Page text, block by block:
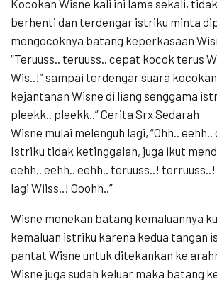
Kocokan Wisne kali ini lama sekali,
berhenti dan terdengar istriku minta
mengocoknya batang keperkasaan
“Teruuss.. teruuss.. cepat kocok terus
Wis..!” sampai terdengar suara
kejantanan Wisne di liang senggama
pleekk.. pleekk..” Cerita Srx Sedarah
Wisne mulai melenguh lagi, “Ohh.. eehh..
Istriku tidak ketinggalan, juga ikut
eehh.. eehh.. eehh.. teruuss..!
lagi Wiiss..! Ooohh..”
Wisne menekan batang kemaluannya
kemaluan istriku karena kedua tangan
pantat Wisne untuk ditekankan ke
Wisne juga sudah keluar maka batang